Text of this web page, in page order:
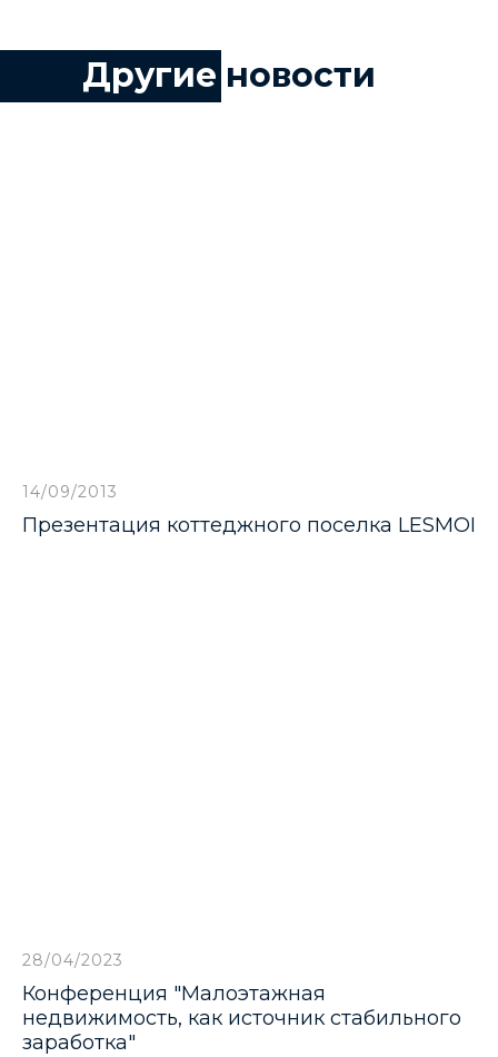
Другие новости
14/09/2013
Презентация коттеджного поселка LESMOI
28/04/2023
Конференция "Малоэтажная
недвижимость, как источник стабильного
заработка"